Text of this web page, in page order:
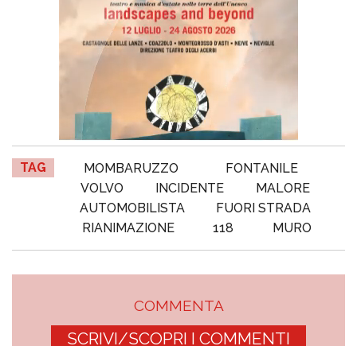
TAG MOMBARUZZO
FONTANILE
VOLVO
INCIDENTE
MALORE
AUTOMOBILISTA
FUORI STRADA
RIANIMAZIONE
118 MURO
COMMENTA
SCRIVI/SCOPRI I COMMENTI